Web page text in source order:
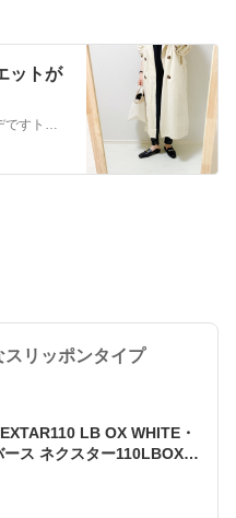
ットが
リッポンタイプ
LB OX WHITE・
ス ネクスター110LBOXス